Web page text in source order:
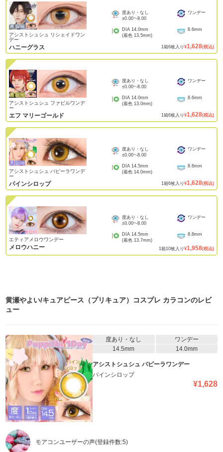
アシストシュシュ リシェイドワン
デー
ハニーグラス
度あり・なし
±0.00~-8.00
ワンデー
DIA 14.0mm
(着色 13.5mm)
8.6mm
1箱6枚入り ¥1,628(税込)
アシストシュシュ ファビルワンデ
ー
エフ マリーゴールド
度あり・なし
±0.00~-8.00
ワンデー
DIA 14.0mm
(着色 13.0mm)
8.6mm
1箱6枚入り ¥1,628(税込)
アシストシュシュ パピーラワンデ
ー
パインシロップ
度あり・なし
±0.00~-8.00
ワンデー
DIA 14.5mm
(着色 14.0mm)
8.6mm
1箱6枚入り ¥1,628(税込)
エティアメロウワンデー
メロウハニー
度あり・なし
±0.00~-8.00
ワンデー
DIA 14.5mm
(着色 13.7mm)
8.8mm
1箱10枚入り ¥1,958(税込)
黄瀬やよい/キュアピース（プリキュア）コスプレ カラコンのレビ
ュー
度あり・なし
ワンデー
14.5mm
14.0mm
アシストシュシュ パピーラワンデー
パインシロップ
¥1,628
モアコンユーザーの声(登録件数:5)